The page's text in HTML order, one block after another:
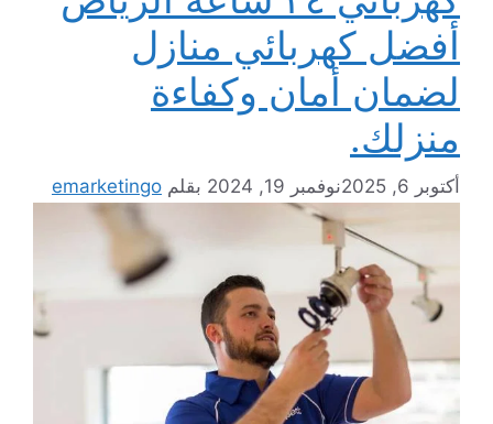
أفضل كهربائي منازل
لضمان أمان وكفاءة
منزلك.
أكتوبر 6, 2025 نوفمبر 19, 2024 بقلم emarketingo